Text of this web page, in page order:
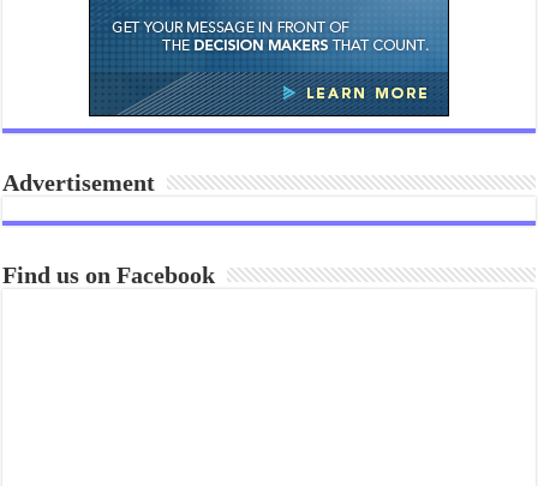
Advertisement
Find us on Facebook